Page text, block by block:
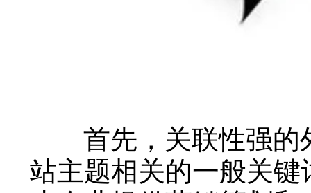
首先，关联性强的
站主题相关的一般关